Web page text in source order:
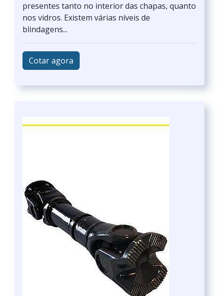
presentes tanto no interior das chapas, quanto
nos vidros. Existem várias níveis de
blindagens...
Cotar agora